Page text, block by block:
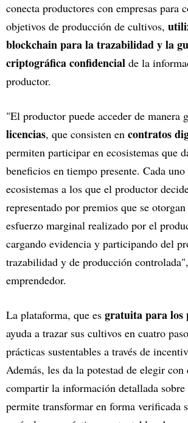
conecta productores con empresas para
objetivos de producción de cultivos,
blockchain para la trazabilidad y la
criptográfica confidencial de la
productor.
"El productor puede acceder de manera
licencias, que consisten en contratos
permiten participar en ecosistemas que
beneficios en tiempo presente. Cada
ecosistemas a los que el productor
representado por premios que se
esfuerzo marginal realizado por el
cargando evidencia y participando del
trazabilidad y de producción
emprendedor.
La plataforma, que es gratuita para los
ayuda a trazar sus cultivos en cuatro
prácticas sustentables a través de
Además, les da la potestad de elegir con
compartir la información detallada
permite transformar en forma verificada